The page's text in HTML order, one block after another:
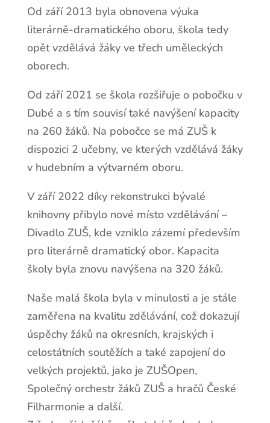
Od září 2013 byla obnovena výuka
literárně-dramatického oboru, škola tedy
opět vzdělává žáky ve třech uměleckých
oborech.
Od září 2021 se škola rozšiřuje o pobočku v
Dubé a s tím souvisí také navýšení kapacity
na 260 žáků. Na pobočce se má ZUŠ k
dispozici 2 učebny, ve kterých vzdělává žáky
v hudebním a výtvarném oboru.
V září 2022 díky rekonstrukci bývalé
knihovny přibylo nové místo vzdělávání –
Divadlo ZUŠ, kde vzniklo zázemí především
pro literárně dramatický obor. Kapacita
školy byla znovu navýšena na 320 žáků.
Naše malá škola byla v minulosti a je stále
zaměřena na kvalitu zdělávání, což dokazují
úspěchy žáků na okresních, krajských i
celostátních soutěžích a také zapojení do
velkých projektů, jako je ZUŠOpen,
Společný orchestr žáků ZUŠ a hračů České
Filharmonie a další.